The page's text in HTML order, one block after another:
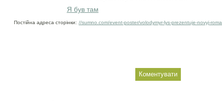
Я був там
Постійна адреса сторінки: //sumno.com/event-poster/volodymyr-lys-prezentuje-novyj-